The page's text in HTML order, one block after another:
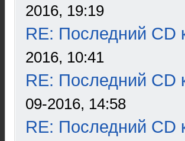
2016, 19:19
RE: Последний CD
2016, 10:41
RE: Последний CD
09-2016, 14:58
RE: Последний CD